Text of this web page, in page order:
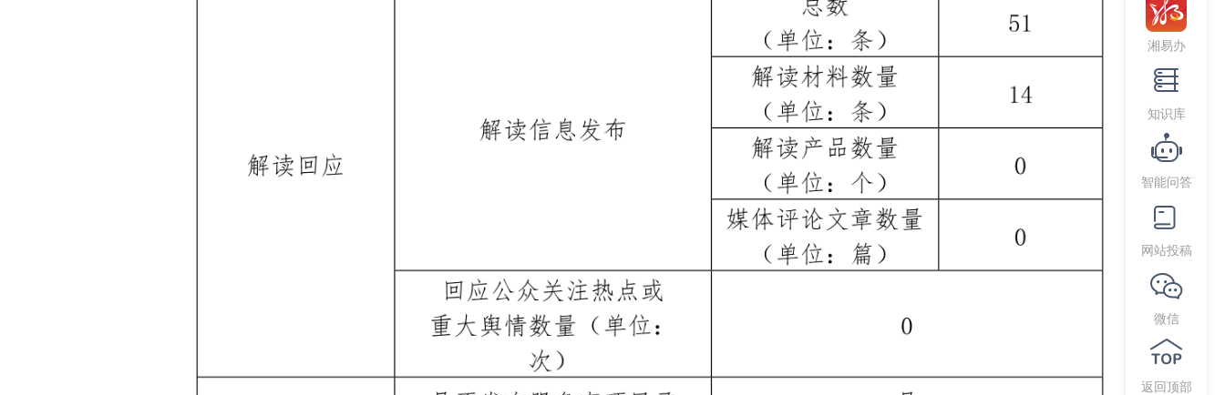
湘易办
知识库
智能问答
网站投稿
微信
返回顶部